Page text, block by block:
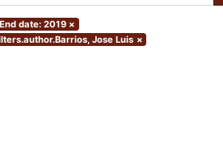
End date: 2019 ×
Jose Luis ×